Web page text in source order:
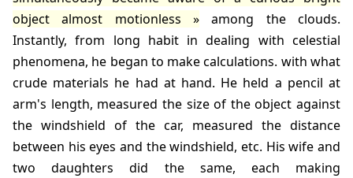
object almost motionless
among the clouds.
Instantly, from long habit in dealing with celestial
phenomena, he began to make calculations. with what
crude materials he had at hand. He held a pencil at
arm's length, measured the size of the object against
the windshield of the car, measured the distance
between his eyes and the windshield, etc. His wife and
two daughters did the same, each making